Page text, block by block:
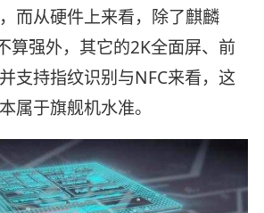
而从硬件上来看，除了麒麟
算强外，其它的2K全面屏、前
支持指纹识别与NFC来看，这
属于旗舰机水准。